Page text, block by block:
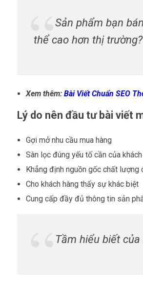
Sản phẩm bạn
thể cao hơn thị trường?
Xem thêm: Bài Viết Chuẩn SEO
Lý do nên đầu tư bài viết
Gợi mở nhu cầu mua hàng
Sàn lọc đúng yếu tố cần của
Khẳng định nguồn gốc chất lượng
Cho khách hàng thấy sự khác biệt
Cung cấp đầy đủ thông tin sản
Tầm hiểu biết